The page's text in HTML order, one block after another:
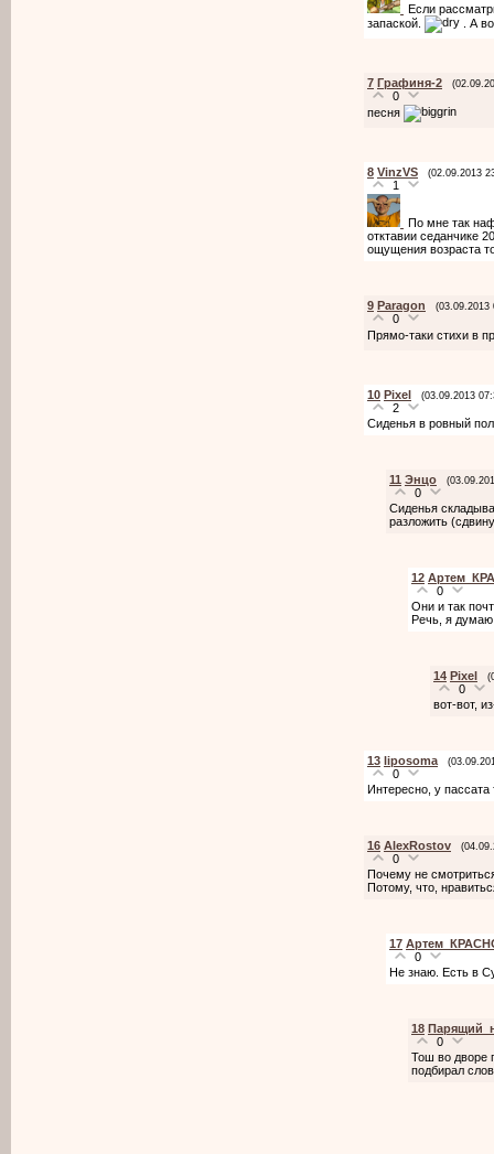
Если
запаской.
. А
7 Графиня-2
0
песня
8 VinzVS (02.09.2013
1
По мне так
отктавии седанчике
ощущения возраста
9 Paragon (03.09.2013
0
Прямо-таки стихи в
10 Pixel (03.09.2013
2
Сиденья в ровный
11 Энцо
0
Сиденья
разложить
12
0
Они и так
Речь, я
14 Pixel
0
вот-вот,
13 liposoma
0
Интересно, у пассата
16 AlexRostov
0
Почему не
Потому, что,
17
0
Не знаю. Есть в
18
0
Тош во дворе
подбирал